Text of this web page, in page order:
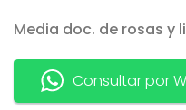
Media doc. de rosas y
Consultar por